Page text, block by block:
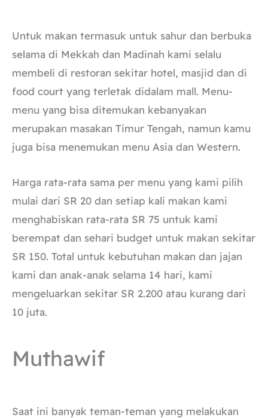
Untuk makan termasuk untuk sahur dan berbuka
selama di Mekkah dan Madinah kami selalu
membeli di restoran sekitar hotel, masjid dan di
food court yang terletak didalam mall. Menu-
menu yang bisa ditemukan kebanyakan
merupakan masakan Timur Tengah, namun kamu
juga bisa menemukan menu Asia dan Western.
Harga rata-rata sama per menu yang kami pilih
mulai dari SR 20 dan setiap kali makan kami
menghabiskan rata-rata SR 75 untuk kami
berempat dan sehari budget untuk makan sekitar
SR 150. Total untuk kebutuhan makan dan jajan
kami dan anak-anak selama 14 hari, kami
mengeluarkan sekitar SR 2.200 atau kurang dari
10 juta.
Muthawif
Saat ini banyak teman-teman yang melakukan